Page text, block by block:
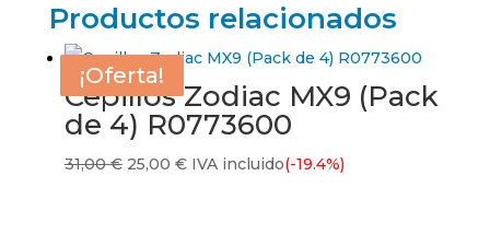
Productos relacionados
¡Oferta!
Cepillos Zodiac MX9 (Pack
de 4) R0773600
31,00€ El
25,00 €ElIVA incluido(-19.4%)
¡Oferta!
¡Oferta!
¡Oferta!